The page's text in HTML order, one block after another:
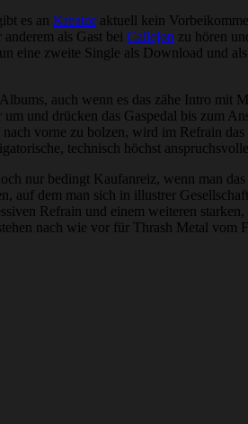
es an Kreatoraktuell kein
als Gast bei Callejon zu hören
eine zweite Single als Download und
auch wenn es das zähe Intro
und drücken das Gaspedal bis zum
vorne zu bolzen, wird im Refrain
technisch höchst
nur bedingt Kaufanreiz, wenn man
auf dem man sich in illustrer
Refrain und einem weiteren
nach wie vor für Thrash Metal vom